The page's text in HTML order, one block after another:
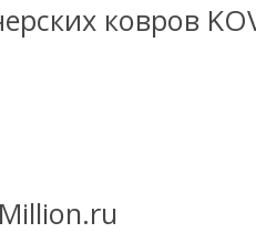
ковров